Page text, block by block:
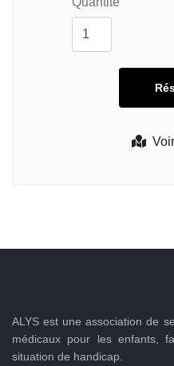
ALYS est une association de
médicaux pour les enfants,
situation de handicap.